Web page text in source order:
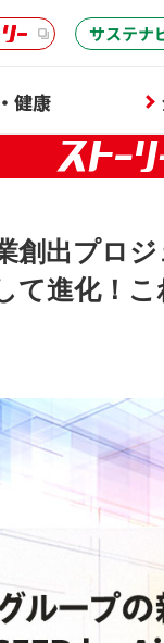
サステナ
健康
創出プロ
進化！こ